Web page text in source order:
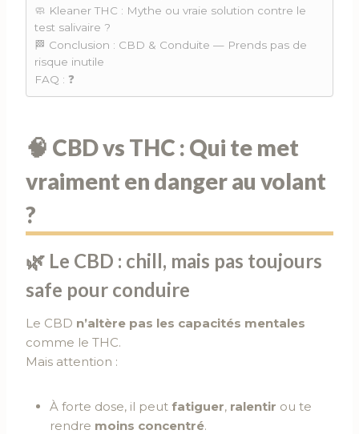
🧼 Kleaner THC : Mythe ou vraie solution contre le
test salivaire ?
🏁 Conclusion : CBD & Conduite — Prends pas de
risque inutile
FAQ : ❓
🧠 CBD vs THC : Qui te met
vraiment en danger au volant
?
🌿 Le CBD : chill, mais pas toujours
safe pour conduire
Le CBD n’altère pas les capacités mentales
comme le THC.
Mais attention :
À forte dose, il peut fatiguer, ralentir ou te
rendre moins concentré.